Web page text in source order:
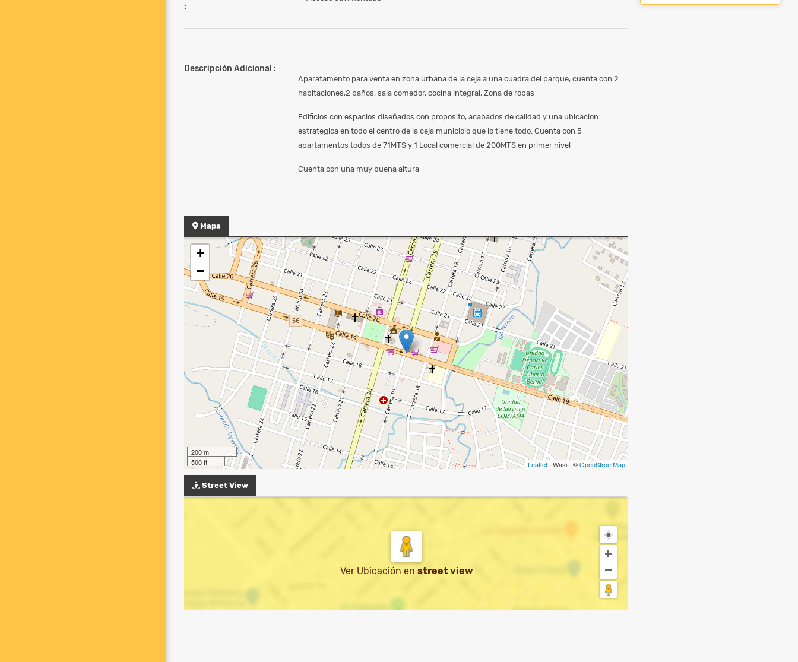
:
Descripción Adicional :
Aparatamento para venta en zona urbana de la ceja a una cuadra del parque, cuenta con 2
habitaciones,2 baños, sala comedor, cocina integral, Zona de ropas
Edificios con espacios diseñados con proposito, acabados de calidad y una ubicacion
estrategica en todo el centro de la ceja municioio que lo tiene todo. Cuenta con 5
apartamentos todos de 71MTS y 1 Local comercial de 200MTS en primer nivel
Cuenta con una muy buena altura
Mapa
+
−
200 m
500 ft
Leaflet | Wasi - ©OpenStreetMap
Street View
Ver Ubicación en street view